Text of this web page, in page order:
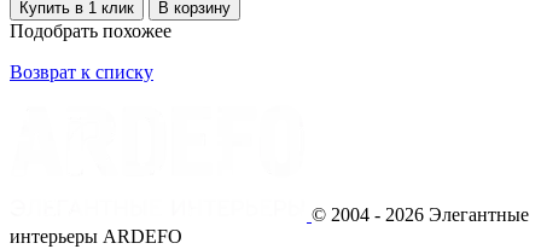
Купить в 1 клик В корзину
Подобрать похожее
Возврат к списку
© 2004 - 2026 Элегантные
интерьеры ARDEFO